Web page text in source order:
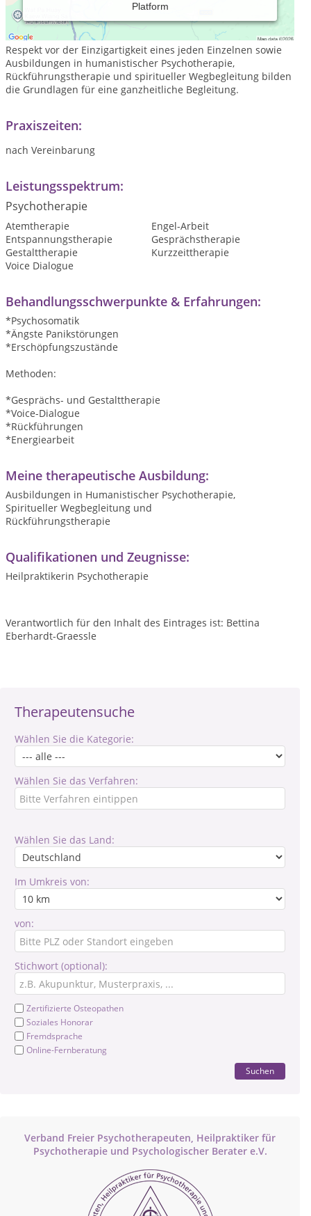
Therapeutensuche
Wählen Sie die Kategorie:
Wählen Sie das Verfahren:
Wählen Sie das Land:
Im Umkreis von:
von:
Stichwort (optional):
Zertifizierte Osteopathen
Soziales Honorar
Fremdsprache
Online-Fernberatung
Suchen
Verband Freier Psychotherapeuten, Heilpraktiker für
Psychotherapie und Psychologischer Berater e.V.
Platform
Die mir anvertrauten Menschen auf ihrem Weg des
"Heilwerdens" an Körper, Seele und Geist zu begleiten, ist
mein tiefer Wunsch. Meine Liebe zu den Menschen und der
Respekt vor der Einzigartigkeit eines jeden Einzelnen sowie
Ausbildungen in humanistischer Psychotherapie,
Rückführungstherapie und spiritueller Wegbegleitung bilden
die Grundlagen für eine ganzheitliche Begleitung.
Praxiszeiten:
nach Vereinbarung
Leistungsspektrum:
Psychotherapie
Atemtherapie
Engel-Arbeit
Entspannungstherapie
Gesprächstherapie
Gestalttherapie
Kurzzeittherapie
Voice Dialogue
Behandlungsschwerpunkte & Erfahrungen:
*Psychosomatik
*Ängste Panikstörungen
*Erschöpfungszustände
Methoden:
*Gesprächs- und Gestalttherapie
*Voice-Dialogue
*Rückführungen
*Energiearbeit
Meine therapeutische Ausbildung:
Ausbildungen in Humanistischer Psychotherapie,
Spiritueller Wegbegleitung und
Rückführungstherapie
Qualifikationen und Zeugnisse:
Heilpraktikerin Psychotherapie
Verantwortlich für den Inhalt des Eintrages ist: Bettina
Eberhardt-Graessle